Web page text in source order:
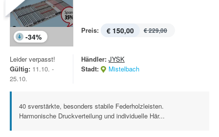
-34%
Preis: € 150,00 € 229,00
Leider verpasst!
Gültig: 11.10. -
25.10.
Händler: JYSK
Stadt:
Mistelbach
40 sverstärkte, besonders stabile Federholzleisten.
Harmonische Druckverteilung und individuelle Här...